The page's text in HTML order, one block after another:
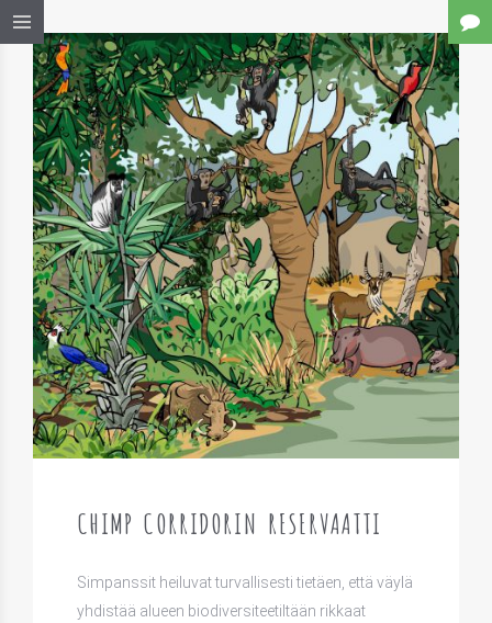
CHIMP CORRIDORIN RESERVAATTI
Simpanssit heiluvat turvallisesti tietäen, että väylä
yhdistää alueen biodiversiteetiltään rikkaat